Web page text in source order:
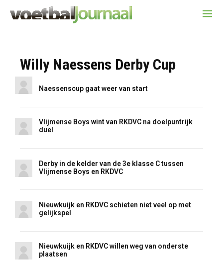
Willy Naessens Derby Cup
Naessenscup gaat weer van start
Vlijmense Boys wint van RKDVC na doelpuntrijk
duel
Derby in de kelder van de 3e klasse C tussen
Vlijmense Boys en RKDVC
Nieuwkuijk en RKDVC schieten niet veel op met
gelijkspel
Nieuwkuijk en RKDVC willen weg van onderste
plaatsen